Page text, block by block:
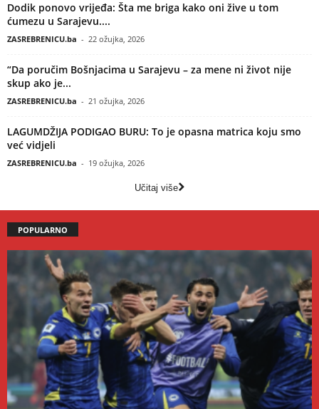
Dodik ponovo vrijeđa: Šta me briga kako oni žive u tom
ćumezu u Sarajevu....
ZASREBRENICU.ba - 22 ožujka, 2026
“Da poručim Bošnjacima u Sarajevu – za mene ni život nije
skup ako je...
ZASREBRENICU.ba - 21 ožujka, 2026
LAGUMDŽIJA PODIGAO BURU: To je opasna matrica koju smo
već vidjeli
ZASREBRENICU.ba - 19 ožujka, 2026
Učitaj više
POPULARNO